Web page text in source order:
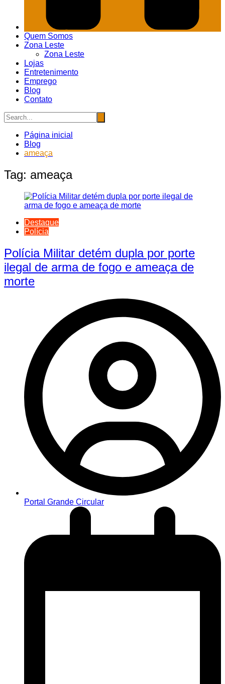
Quem Somos
Zona Leste
Zona Leste
Lojas
Entretenimento
Emprego
Blog
Contato
Página inicial
Blog
ameaça
Tag: ameaça
Destaque
Polícia
Polícia Militar detém dupla por porte
ilegal de arma de fogo e ameaça de
morte
Portal Grande Circular